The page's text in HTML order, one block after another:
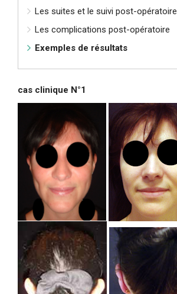
Les suites et le suivi post-opératoire
Les complications post-opératoire
Exemples de résultats
cas clinique N°1